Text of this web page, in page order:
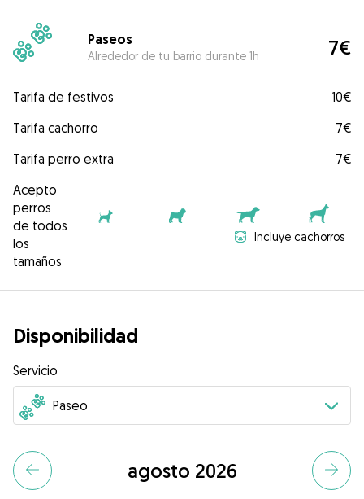
Paseos
Alrededor de tu barrio durante 1h 7€
Tarifa de festivos
10€
Tarifa cachorro
7€
Tarifa perro extra
7€
Acepto
perros
de todos
los
tamaños
Incluye cachorros
Disponibilidad
Servicio
agosto 2026